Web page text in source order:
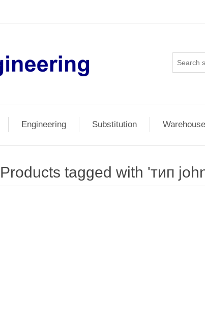
Engineering Substitution Warehouse
Products tagged with 'тип